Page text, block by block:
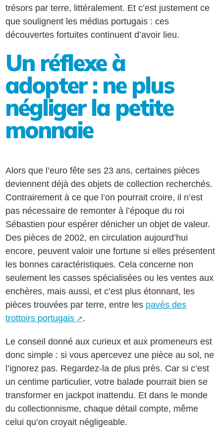
trésors par terre, littéralement. Et c’est justement ce
que soulignent les médias portugais : ces
découvertes fortuites continuent d’avoir lieu.
Un réflexe à
adopter : ne plus
négliger la petite
monnaie
Alors que l’euro fête ses 23 ans, certaines pièces
deviennent déjà des objets de collection recherchés.
Contrairement à ce que l’on pourrait croire, il n’est
pas nécessaire de remonter à l’époque du roi
Sébastien pour espérer dénicher un objet de valeur.
Des pièces de 2002, en circulation aujourd’hui
encore, peuvent valoir une fortune si elles présentent
les bonnes caractéristiques. Cela concerne non
seulement les casses spécialisées ou les ventes aux
enchères, mais aussi, et c’est plus étonnant, les
pièces trouvées par terre, entre les pavés des
trottoirs portugais
.
Le conseil donné aux curieux et aux promeneurs est
donc simple : si vous apercevez une pièce au sol, ne
l’ignorez pas. Regardez-la de plus près. Car si c’est
un centime particulier, votre balade pourrait bien se
transformer en jackpot inattendu. Et dans le monde
du collectionnisme, chaque détail compte, même
celui qu’on croyait négligeable.